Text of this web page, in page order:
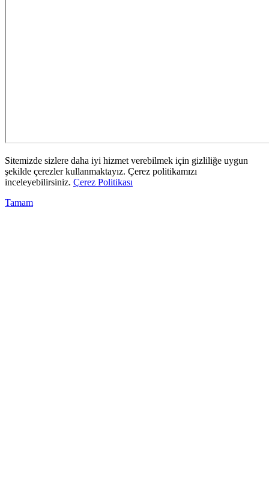
Sitemizde sizlere daha iyi hizmet verebilmek için gizliliğe uygun
şekilde çerezler kullanmaktayız. Çerez politikamızı
inceleyebilirsiniz. Çerez Politikası
Tamam